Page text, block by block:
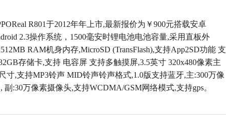
R801于2012年年上市,最新报价为￥900元搭载安卓
2.3操作系统，1500毫安时锂电池电池容量,采用直板外
RAM机身内存,MicroSD (TransFlash),支持App2SD功能 支
存储卡,支持 电容屏 支持多触摸屏,3.5英寸 320x480像素主
寸,支持MP3铃声 MID铃声铃声格式,1.0版支持蓝牙,主:300万像
副:30万像素摄像头,支持WCDMA/GSM网络模式,支持gps。